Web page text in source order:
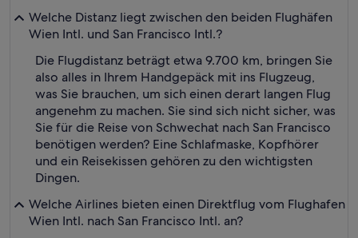
Welche Distanz liegt zwischen den beiden Flughäfen
Wien Intl. und San Francisco Intl.?
Die Flugdistanz beträgt etwa 9.700 km, bringen Sie
also alles in Ihrem Handgepäck mit ins Flugzeug,
was Sie brauchen, um sich einen derart langen Flug
angenehm zu machen. Sie sind sich nicht sicher, was
Sie für die Reise von Schwechat nach San Francisco
benötigen werden? Eine Schlafmaske, Kopfhörer
und ein Reisekissen gehören zu den wichtigsten
Dingen.
Welche Airlines bieten einen Direktflug vom Flughafen
Wien Intl. nach San Francisco Intl. an?